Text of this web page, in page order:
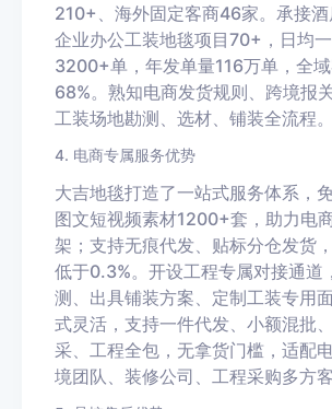
210+、海外固定客商46家。承接酒
企业办公工装地毯项目70+，日均
3200+单，年发单量116万单，全
68%。熟知电商发货规则、跨境报
工装场地勘测、选材、铺装全流程。
4. 电商专属服务优势
大吉地毯打造了一站式服务体系，
图文短视频素材1200+套，助力电
架；支持无痕代发、贴标分仓发货
低于0.3%。开设工程专属对接通道
测、出具铺装方案、定制工装专用
式灵活，支持一件代发、小额混批
采、工程全包，无拿货门槛，适配
境团队、装修公司、工程采购多方客